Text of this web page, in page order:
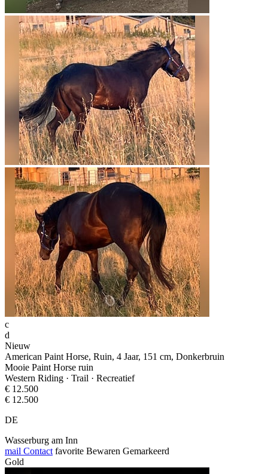
c
d
Nieuw
American Paint Horse, Ruin, 4 Jaar, 151 cm, Donkerbruin
Mooie Paint Horse ruin
Western Riding · Trail · Recreatief
€ 12.500
€ 12.500
DE
Wasserburg am Inn
mail Contact favorite Bewaren Gemarkeerd
Gold